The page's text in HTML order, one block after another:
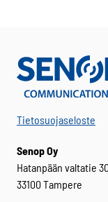
Tietosuojaseloste
Senop Oy
Hatanpään valtatie
33100 Tampere